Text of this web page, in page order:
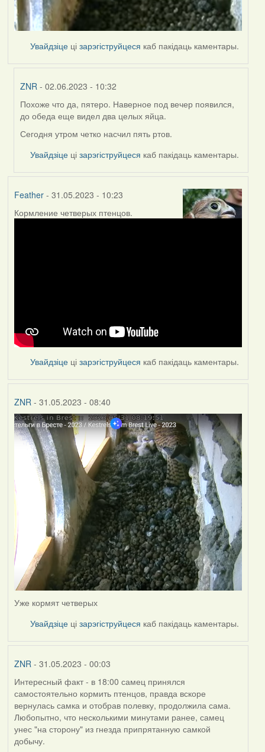
Увайдзіце цізарэгіструйцеся каб пакідаць каментары.
ZNR - 02.06.2023 - 10:32
In
reply
to
Lighty
Похоже что да, пятеро. Наверное под вечер появился,
до обеда еще видел два целых яйца.
Сегодня утром четко насчил пять ртов.
Увайдзіце цізарэгіструйцеся каб пакідаць каментары.
Feather- 31.05.2023 - 10:23
Кормление четверых птенцов.
Увайдзіце цізарэгіструйцеся каб пакідаць каментары.
ZNR- 31.05.2023 - 08:40
Уже кормят четверых
Увайдзіце цізарэгіструйцеся каб пакідаць каментары.
ZNR- 31.05.2023 - 00:03
Интересный факт - в 18:00 самец принялся
самостоятельно кормить птенцов, правда вскоре
вернулась самка и отобрав полевку, продолжила сама.
Любопытно, что несколькими минутами ранее, самец
унес "на сторону" из гнезда припрятанную самкой
добычу.